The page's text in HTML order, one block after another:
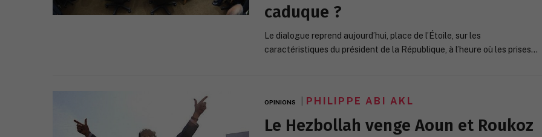
caduque ?
Le dialogue reprend aujourd’hui, place de l’Étoile, sur les
caractéristiques du président de la République, à l’heure où les prises…
OPINIONS PHILIPPE ABI AKL
Le Hezbollah venge Aoun et Roukoz